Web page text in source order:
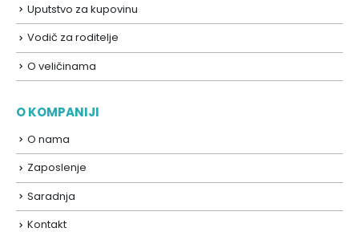
Uputstvo za kupovinu
Vodič za roditelje
O veličinama
O KOMPANIJI
O nama
Zaposlenje
Saradnja
Kontakt